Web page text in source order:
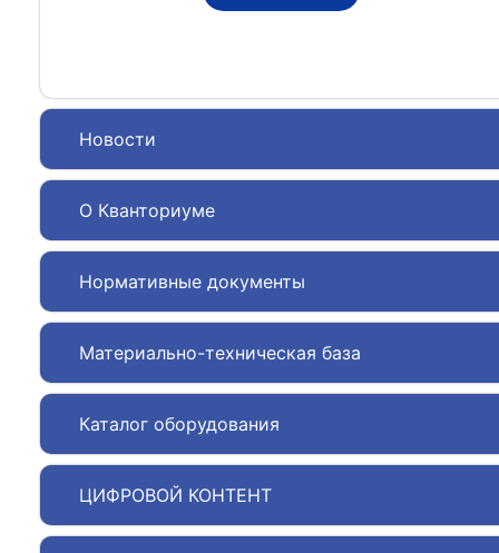
Новости
О Кванториуме
Нормативные документы
Материально-техническая база
Каталог оборудования
ЦИФРОВОЙ КОНТЕНТ